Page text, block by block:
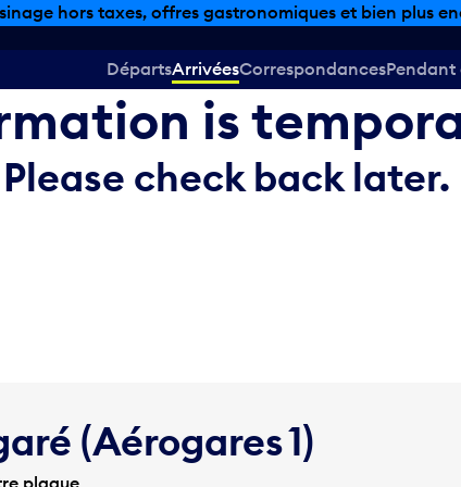
hors taxes, offres gastronomiques et bien plus
DépartsArrivéesCorrespondancesPendant
is
Please check back later.
(Aérogares 1)
plaque